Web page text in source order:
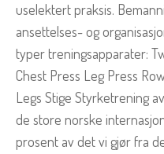
uselektert praksis.
ansettelses- og
typer treningsapparater:
Chest Press Leg Press
Legs Stige Styrketrening
de store norske
prosent av det vi gjør fra